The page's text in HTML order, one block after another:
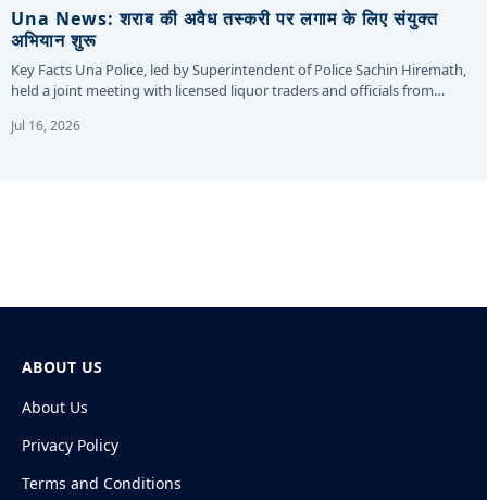
Una News: शराब की अवैध तस्करी पर लगाम के लिए संयुक्त
अभियान शुरू
Key Facts Una Police, led by Superintendent of Police Sachin Hiremath,
held a joint meeting with licensed liquor traders and officials from…
Jul 16, 2026
ABOUT US
About Us
Privacy Policy
Terms and Conditions